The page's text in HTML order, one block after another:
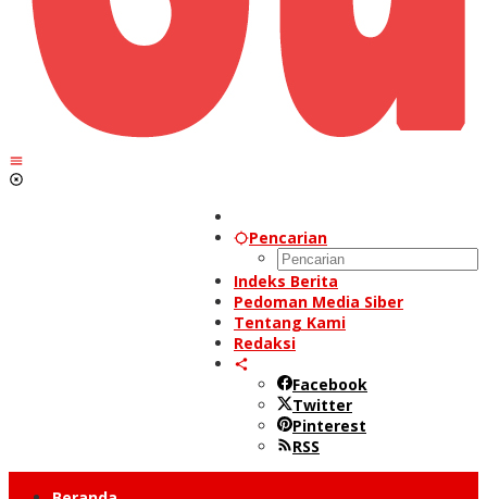
Pencarian
Indeks Berita
Pedoman Media Siber
Tentang Kami
Redaksi
Facebook
Twitter
Pinterest
RSS